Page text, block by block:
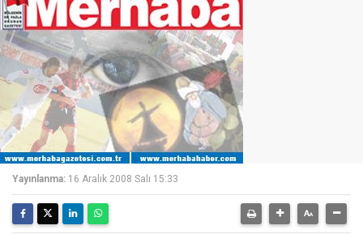
Yayınlanma: 16 Aralık 2008 Salı 15:33